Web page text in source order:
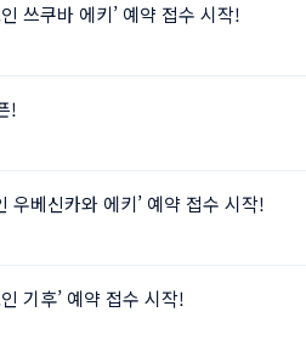
쓰쿠바 에키’ 예약 접수 시작!
!
우베신카와 에키’ 예약 접수 시작!
기후’ 예약 접수 시작!